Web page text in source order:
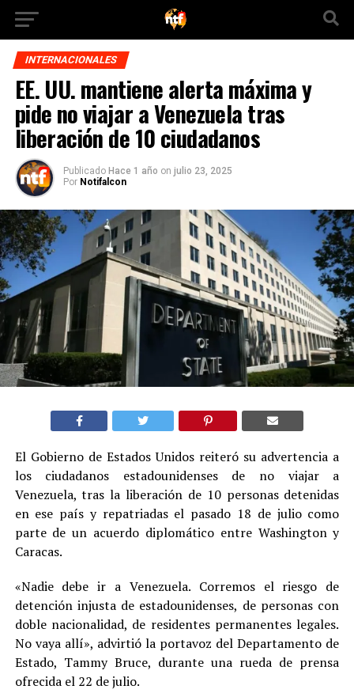
INTERNACIONALES
EE. UU. mantiene alerta máxima y
pide no viajar a Venezuela tras
liberación de 10 ciudadanos
Publicado Hace 1 año on julio 23, 2025
Por Notifalcon
El Gobierno de Estados Unidos reiteró su advertencia a
los ciudadanos estadounidenses de no viajar a
Venezuela, tras la liberación de 10 personas detenidas
en ese país y repatriadas el pasado 18 de julio como
parte de un acuerdo diplomático entre Washington y
Caracas.
«Nadie debe ir a Venezuela. Corremos el riesgo de
detención injusta de estadounidenses, de personas con
doble nacionalidad, de residentes permanentes legales.
No vaya allí», advirtió la portavoz del Departamento de
Estado, Tammy Bruce, durante una rueda de prensa
ofrecida el 22 de julio.